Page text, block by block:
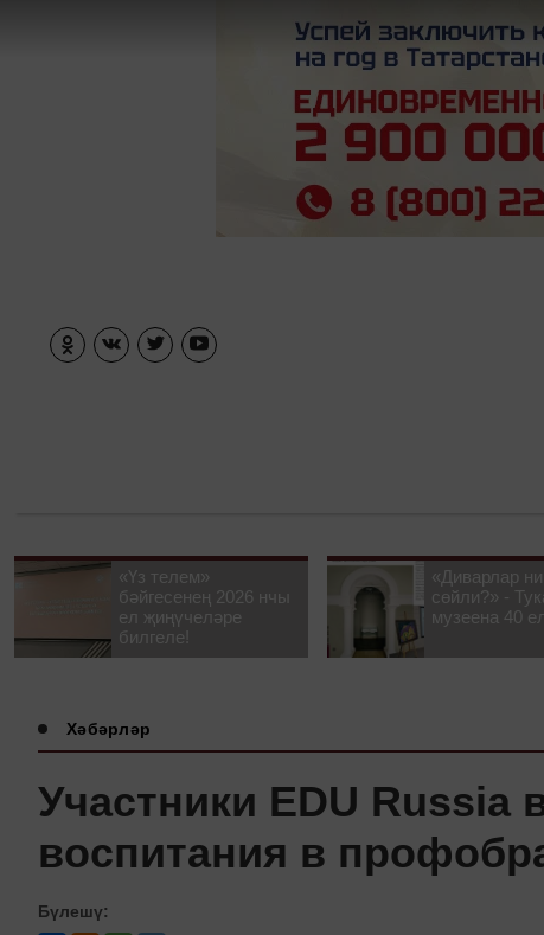
«Үз телем»
бәйгесенең 2026 нчы
ел җиңүчеләре
билгеле!
«Диварлар ни
сөйли?» -
музеена 40 ел!
Хәбәрләр
Участники EDU Russia
воспитания в
Бүлешү: